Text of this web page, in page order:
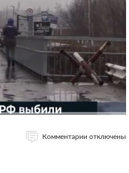
Комментарии отключены